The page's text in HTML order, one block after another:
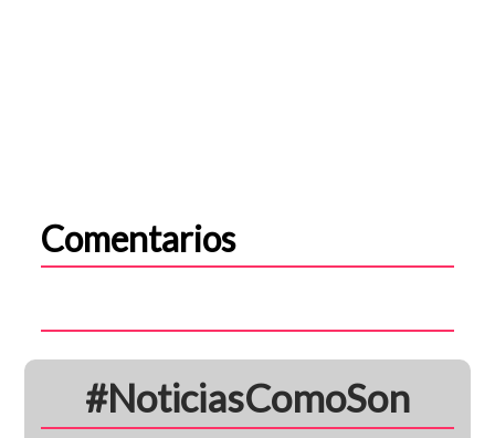
Comentarios
#NoticiasComoSon